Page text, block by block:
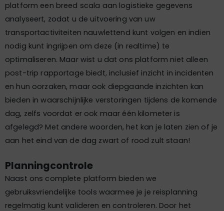
platform een breed scala aan logistieke gegevens
analyseert, zodat u de uitvoering van uw
transportactiviteiten nauwlettend kunt volgen en indien
nodig kunt ingrijpen om deze (in realtime) te
optimaliseren. Maar wist u dat ons platform niet alleen
post-trip rapportage biedt, inclusief inzicht in incidenten
en hun oorzaken, maar ook diepgaande inzichten kan
bieden in waarschijnlijke verstoringen tijdens de komende
dag, zelfs voordat er ook maar één kilometer is
afgelegd? Met andere woorden, het kan je laten zien of je
aan het eind van de dag zwart of rood zult staan!
Planningcontrole
Naast ons complete platform bieden we
gebruiksvriendelijke tools waarmee je je reisplanning
regelmatig kunt valideren en controleren. Door het